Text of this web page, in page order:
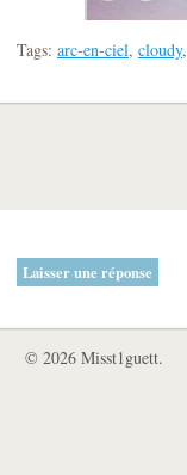
Tags: arc-en-ciel, cloudy,
Laisser une réponse
© 2026 Misst1guett.